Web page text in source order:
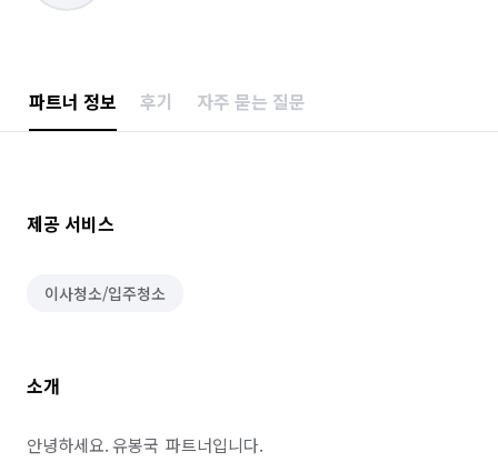
파트너 정보 후기 자주 묻는 질문
제공 서비스
이사청소/입주청소
소개
안녕하세요. 유봉국  파트너입니다.